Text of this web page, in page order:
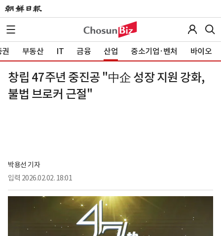
부동산 IT 금융 산업 중소기업·벤처 바이오
창립 47주년 중진공 "中企 성장 지원 강화,
불법 브로커 근절"
박용선 기자
입력 2026.02.02. 18:01